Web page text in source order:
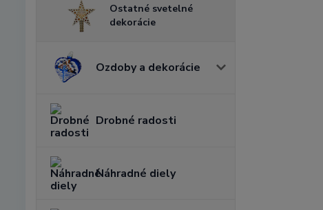
Ostatné svetelné
dekorácie
Ozdoby a dekorácie
Drobné radosti
Náhradné diely